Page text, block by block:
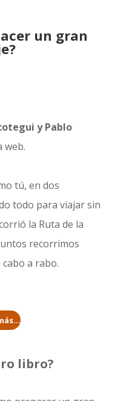
un gran
y Pablo
web.
tú, en dos
todo para viajar sin
la Ruta de la
recorrimos
cabo a rabo.
libro?